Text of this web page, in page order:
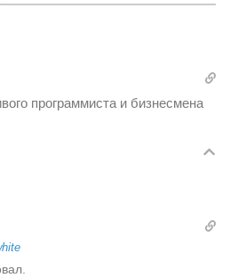
программиста и бизнесмена